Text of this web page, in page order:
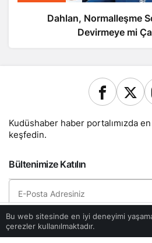
Dahlan, Normalleşme
Devirmeye mi
Bu web sitesinde en iyi deneyimi
çerezler kullanılmaktadır.
Kudüshaber haber portalımızda
keşfedin.
Bültenimize Katılın
Hemen ücretsiz üye olun ve yeni
olun.Anasayfa Akış